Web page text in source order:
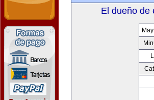
El dueño de